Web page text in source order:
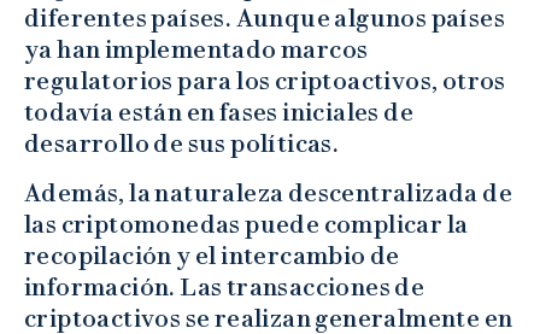
diferentes países. Aunque algunos países
ya han implementado marcos
regulatorios para los criptoactivos, otros
todavía están en fases iniciales de
desarrollo de sus políticas.
Además, la naturaleza descentralizada de
las criptomonedas puede complicar la
recopilación y el intercambio de
información. Las transacciones de
criptoactivos se realizan generalmente en